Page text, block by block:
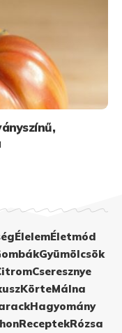
ÉlelemÉletmód
Gyümölcsök
Cseresznye
KörteMálna
Hagyomány
ReceptekRózsa